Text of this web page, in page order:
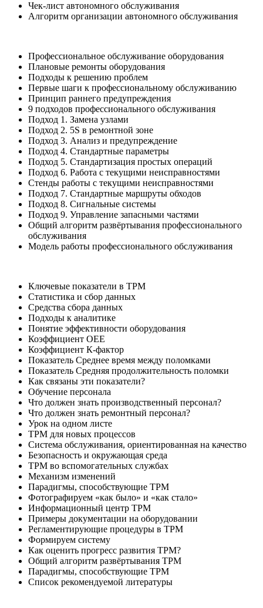
Чек-лист автономного обслуживания
Алгоритм организации автономного обслуживания
Профессиональное обслуживание оборудования
Плановые ремонты оборудования
Подходы к решению проблем
Первые шаги к профессиональному обслуживанию
Принцип раннего предупреждения
9 подходов профессионального обслуживания
Подход 1. Замена узлами
Подход 2. 5S в ремонтной зоне
Подход 3. Анализ и предупреждение
Подход 4. Стандартные параметры
Подход 5. Стандартизация простых операций
Подход 6. Работа с текущими неисправностями
Стенды работы с текущими неисправностями
Подход 7. Стандартные маршруты обходов
Подход 8. Сигнальные системы
Подход 9. Управление запасными частями
Общий алгоритм развёртывания профессионального
обслуживания
Модель работы профессионального обслуживания
Ключевые показатели в ТРМ
Статистика и сбор данных
Средства сбора данных
Подходы к аналитике
Понятие эффективности оборудования
Коэффициент ОЕЕ
Коэффициент К-фактор
Показатель Среднее время между поломками
Показатель Средняя продолжительность поломки
Как связаны эти показатели?
Обучение персонала
Что должен знать производственный персонал?
Что должен знать ремонтный персонал?
Урок на одном листе
TPM для новых процессов
Система обслуживания, ориентированная на качество
Безопасность и окружающая среда
TPM во вспомогательных службах
Механизм изменений
Парадигмы, способствующие TPM
Фотографируем «как было» и «как стало»
Информационный центр TPM
Примеры документации на оборудовании
Регламентирующие процедуры в TPM
Формируем систему
Как оценить прогресс развития TPM?
Общий алгоритм развёртывания TPM
Парадигмы, способствующие TPM
Список рекомендуемой литературы